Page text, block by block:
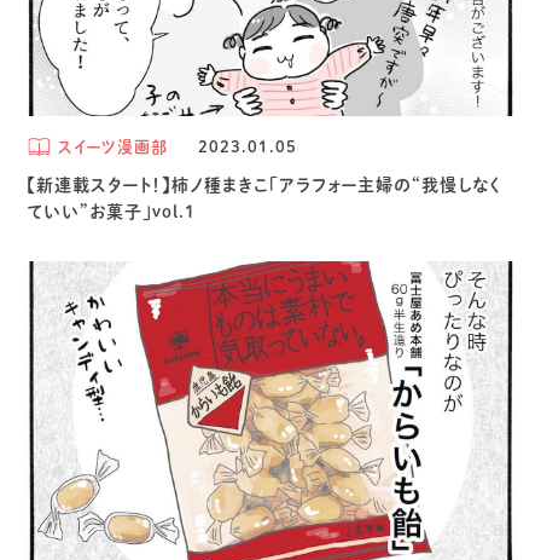
スイーツ漫画部 2023.01.05
【新連載スタート！】柿ノ種まきこ「アラフォー主婦の“我慢しなく
ていい”お菓子」vol.1